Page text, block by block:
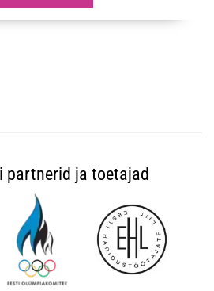
partnerid ja toetajad